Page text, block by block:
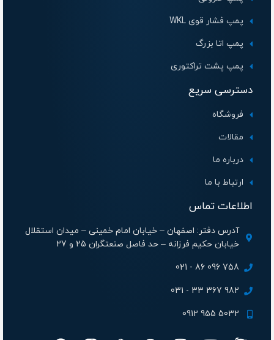
پمپ فشار قوی WKL
پمپ اتا بزرگ
پمپ پشت تراکتوری
دسترسی سریع
فروشگاه
مقالات
درباره ما
ارتباط با ما
اطلاعات تماس
آدرس دفتر: اصفهان – خیابان امام خمینی – میدان استقلال
خیابان حکیم فرزانه – حد فاصل صنعتگران 25 و 27
758 096 86 - 021
982 367 33 - 031
5032 955 0912